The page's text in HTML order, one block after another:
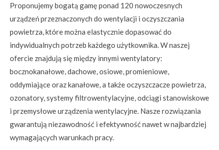
Proponujemy bogatą gamę ponad 120 nowoczesnych
urządzeń przeznaczonych do wentylacji i oczyszczania
powietrza, które można elastycznie dopasować do
indywidualnych potrzeb każdego użytkownika. W naszej
ofercie znajdują się między innymi wentylatory:
bocznokanałowe, dachowe, osiowe, promieniowe,
oddymiające oraz kanałowe, a także oczyszczacze powietrza,
ozonatory, systemy filtrowentylacyjne, odciągi stanowiskowe
i przemysłowe urządzenia wentylacyjne. Nasze rozwiązania
gwarantują niezawodność i efektywność nawet w najbardziej
wymagających warunkach pracy.